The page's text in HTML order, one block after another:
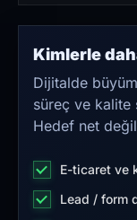
Kimlerle
Dijitalde
süreç ve kalite
Hedef net
E-ticaret ve
Lead / form